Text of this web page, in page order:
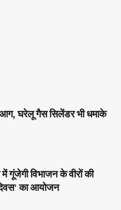
घरेलू गैस सिलेंडर भी धमाके
गूंजेगी विभाजन के वीरों की
का आयोजन